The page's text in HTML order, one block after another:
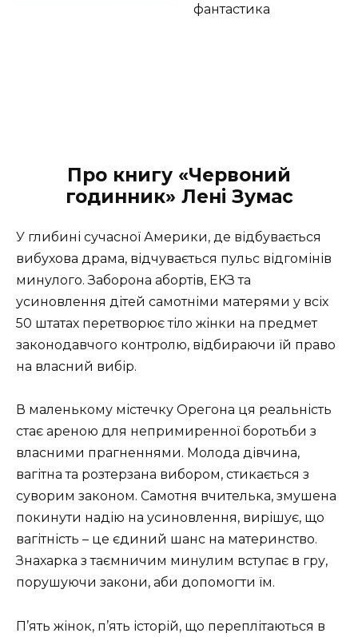
фантастика
Про книгу «Червоний
годинник» Лені Зумас
У глибині сучасної Америки, де відбувається
вибухова драма, відчувається пульс відгомінів
минулого. Заборона абортів, ЕКЗ та
усиновлення дітей самотніми матерями у всіх
50 штатах перетворює тіло жінки на предмет
законодавчого контролю, відбираючи їй право
на власний вибір.
В маленькому містечку Орегона ця реальність
стає ареною для непримиренної боротьби з
власними прагненнями. Молода дівчина,
вагітна та розтерзана вибором, стикається з
суворим законом. Самотня вчителька, змушена
покинути надію на усиновлення, вирішує, що
вагітність – це єдиний шанс на материнство.
Знахарка з таємничим минулим вступає в гру,
порушуючи закони, аби допомогти їм.
П’ять жінок, п’ять історій, що переплітаються в